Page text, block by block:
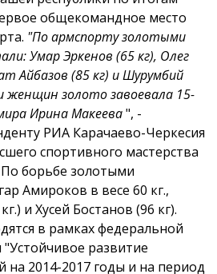
общекомандное место
"По армспорту золотыми
Умар Эркенов (65 кг), Олег
Айбазов (85 кг) и Шурумбий
женщин золото завоевала 15-
Ирина Макеева", -
РИА Карачаево-Черкесия
спортивного мастерства
По борьбе золотыми
Амироков в весе 60 кг.,
и Хусей Бостанов (96 кг).
в рамках федеральной
развитие
на 2014-2017 годы и на период